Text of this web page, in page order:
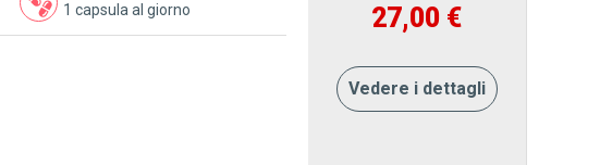
1 capsula al giorno 27,00 €
Vedere i dettagli